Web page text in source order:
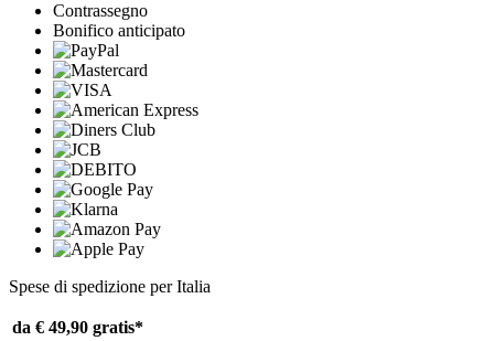
Contrassegno
Bonifico anticipato
Spese di spedizione per Italia
da € 49,90 gratis*